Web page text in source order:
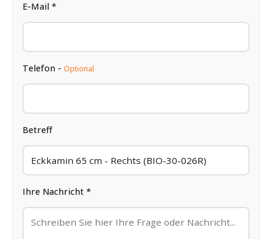
E-Mail *
Telefon - Optional
Betreff
Ihre Nachricht *